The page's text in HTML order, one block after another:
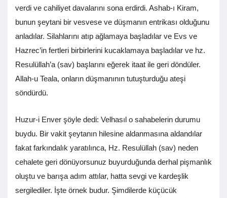
verdi ve cahiliyet davalarını sona erdirdi. Ashab-ı Kiram,
bunun şeytani bir vesvese ve düşmanın entrikası olduğunu
anladılar. Silahlarını atıp ağlamaya başladılar ve Evs ve
Hazrec’in fertleri birbirlerini kucaklamaya başladılar ve hz.
Resulüllah’a (sav) başlarını eğerek itaat ile geri döndüler.
Allah-u Teala, onların düşmanının tutuşturduğu ateşi
söndürdü.
Huzur-i Enver şöyle dedi: Velhasıl o sahabelerin durumu
buydu. Bir vakit şeytanın hilesine aldanmasına aldandılar
fakat farkındalık yaratılınca, Hz. Resulüllah (sav) neden
cehalete geri dönüyorsunuz buyurduğunda derhal pişmanlık
oluştu ve barışa adım attılar, hatta sevgi ve kardeşlik
sergilediler. İşte örnek budur. Şimdilerde küçücük